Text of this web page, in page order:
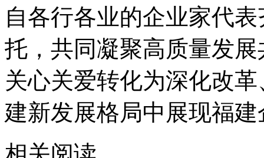
自各行各业的企业家代
托，共同凝聚高质量发
关心关爱转化为深化改
建新发展格局中展现福